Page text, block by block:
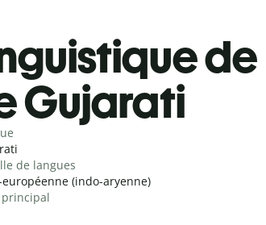
de
Gujarati
de langues
(indo-aryenne)
principal